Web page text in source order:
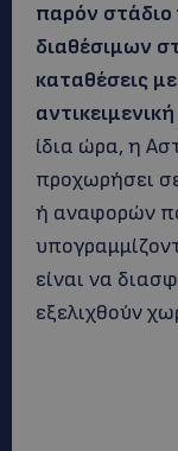
παρόν
διαθέσιμων
καταθέσεις
ίδια ώρα, η
προχωρήσει
ή αναφορών
είναι να
εξελιχθούν